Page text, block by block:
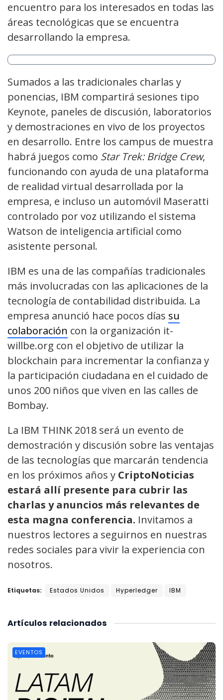
encuentro para los interesados en todas las
áreas tecnológicas que se encuentra
desarrollando la empresa.
Sumados a las tradicionales charlas y
ponencias, IBM compartirá sesiones tipo
Keynote, paneles de discusión, laboratorios
y demostraciones en vivo de los proyectos
en desarrollo. Entre los campus de muestra
habrá juegos como Star Trek: Bridge Crew,
funcionando con ayuda de una plataforma
de realidad virtual desarrollada por la
empresa, e incluso un automóvil Maseratti
controlado por voz utilizando el sistema
Watson de inteligencia artificial como
asistente personal.
IBM es una de las compañías tradicionales
más involucradas con las aplicaciones de la
tecnología de contabilidad distribuida. La
empresa anunció hace pocos días su
colaboración con la organización it-
willbe.org con el objetivo de utilizar la
blockchain para incrementar la confianza y
la participación ciudadana en el cuidado de
unos 200 niños que viven en las calles de
Bombay.
La IBM THINK 2018 será un evento de
demostración y discusión sobre las ventajas
de las tecnologías que marcarán tendencia
en los próximos años y CriptoNoticias
estará allí presente para cubrir las
charlas y anuncios más relevantes de
esta magna conferencia. Invitamos a
nuestros lectores a seguirnos en nuestras
redes sociales para vivir la experiencia con
nosotros.
Etiquetas: Estados Unidos Hyperledger IBM
relacionados
Artículos
EVENTOS